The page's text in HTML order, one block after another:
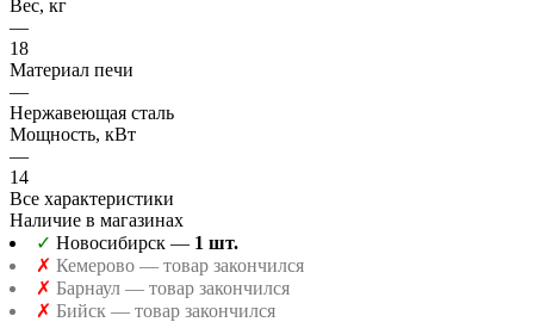
Вес, кг
—
18
Материал печи
—
Нержавеющая сталь
Мощность, кВт
—
14
Все характеристики
Наличие в магазинах
✓ Новосибирск — 1 шт.
✗ Кемерово — товар закончился
✗ Барнаул — товар закончился
✗ Бийск — товар закончился